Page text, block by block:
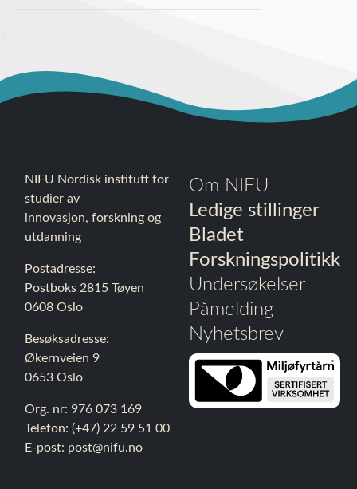
NIFU Nordisk institutt for
studier av
innovasjon, forskning og
utdanning
Postadresse:
Postboks 2815 Tøyen
0608 Oslo
Besøksadresse:
Økernveien 9
0653 Oslo
Org. nr: 976 073 169
Telefon: (+47) 22 59 51 00
E-post: post@nifu.no
Om NIFU
Ledige stillinger
Bladet
Forskningspolitikk
Undersøkelser
Påmelding
Nyhetsbrev